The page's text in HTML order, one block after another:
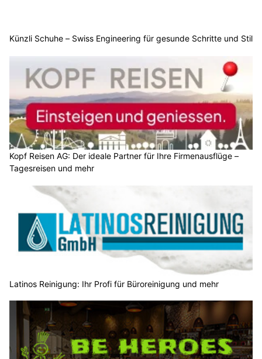
Künzli Schuhe – Swiss Engineering für gesunde Schritte und Stil
Kopf Reisen AG: Der ideale Partner für Ihre Firmenausflüge –
Tagesreisen und mehr
Latinos Reinigung: Ihr Profi für Büroreinigung und mehr